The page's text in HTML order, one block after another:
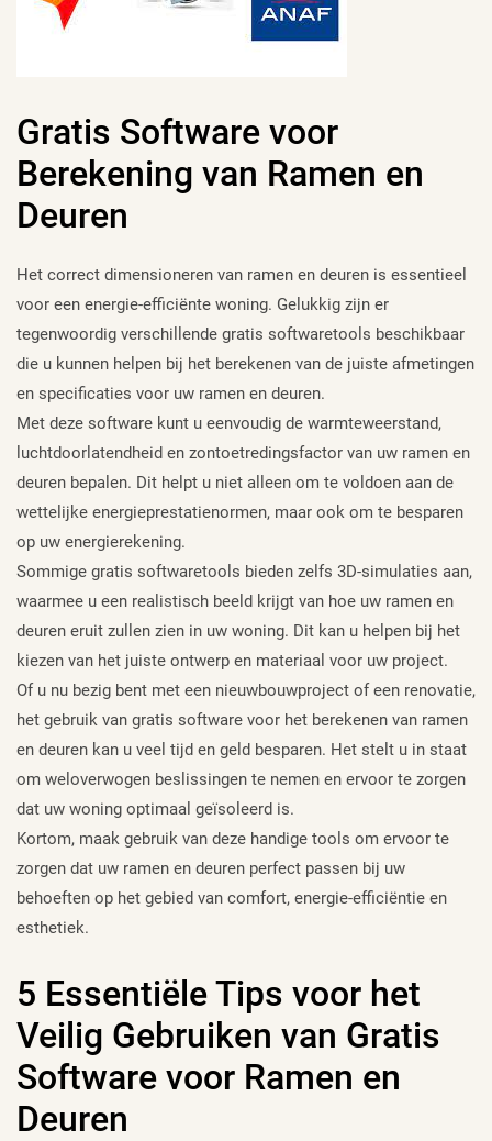
Gratis Software voor
Berekening van Ramen en
Deuren
Het correct dimensioneren van ramen en deuren is essentieel
voor een energie-efficiënte woning. Gelukkig zijn er
tegenwoordig verschillende gratis softwaretools beschikbaar
die u kunnen helpen bij het berekenen van de juiste afmetingen
en specificaties voor uw ramen en deuren.
Met deze software kunt u eenvoudig de warmteweerstand,
luchtdoorlatendheid en zontoetredingsfactor van uw ramen en
deuren bepalen. Dit helpt u niet alleen om te voldoen aan de
wettelijke energieprestatienormen, maar ook om te besparen
op uw energierekening.
Sommige gratis softwaretools bieden zelfs 3D-simulaties aan,
waarmee u een realistisch beeld krijgt van hoe uw ramen en
deuren eruit zullen zien in uw woning. Dit kan u helpen bij het
kiezen van het juiste ontwerp en materiaal voor uw project.
Of u nu bezig bent met een nieuwbouwproject of een renovatie,
het gebruik van gratis software voor het berekenen van ramen
en deuren kan u veel tijd en geld besparen. Het stelt u in staat
om weloverwogen beslissingen te nemen en ervoor te zorgen
dat uw woning optimaal geïsoleerd is.
Kortom, maak gebruik van deze handige tools om ervoor te
zorgen dat uw ramen en deuren perfect passen bij uw
behoeften op het gebied van comfort, energie-efficiëntie en
esthetiek.
5 Essentiële Tips voor het
Veilig Gebruiken van Gratis
Software voor Ramen en
Deuren